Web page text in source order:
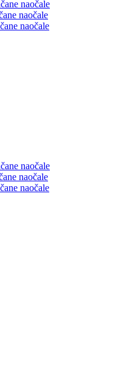
naočale
naočale
naočale
naočale
naočale
naočale